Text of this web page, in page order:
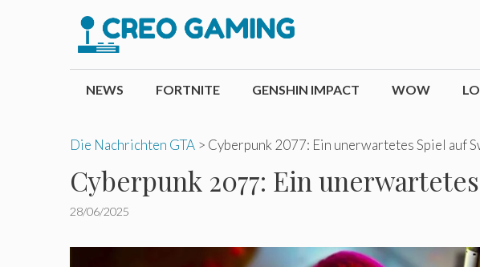
NEWS FORTNITE GENSHIN IMPACT WOW
Die Nachrichten GTA > Cyberpunk 2077: Ein unerwartetes Spiel auf
Cyberpunk 2077: Ein
28/06/2025